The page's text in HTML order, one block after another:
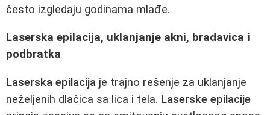
često izgledaju godinama mlađe.
Laserska epilacija, uklanjanje akni, bradavica i
podbratka
Laserska epilacija je trajno rešenje za uklanjanje
neželjenih dlačica sa lica i tela. Laserske epilacije